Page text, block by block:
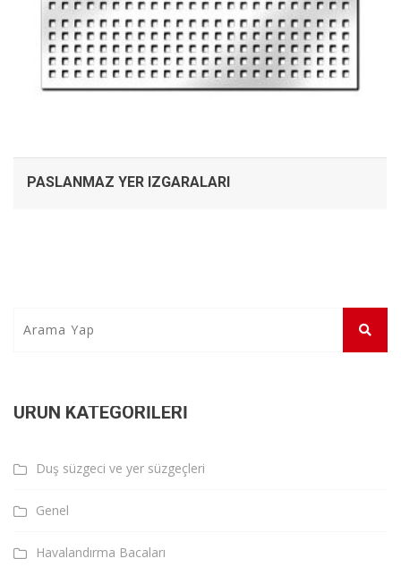
PASLANMAZ YER IZGARALARI
ÜRÜN KATEGORILERI
Duş süzgeci ve yer süzgeçleri
Genel
Havalandırma Bacaları